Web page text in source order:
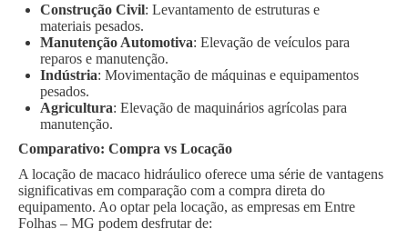
Construção Civil: Levantamento de estruturas e
materiais pesados.
Manutenção Automotiva: Elevação de veículos para
reparos e manutenção.
Indústria: Movimentação de máquinas e equipamentos
pesados.
Agricultura: Elevação de maquinários agrícolas para
manutenção.
Comparativo: Compra vs Locação
A locação de macaco hidráulico oferece uma série de vantagens
significativas em comparação com a compra direta do
equipamento. Ao optar pela locação, as empresas em Entre
Folhas – MG podem desfrutar de: